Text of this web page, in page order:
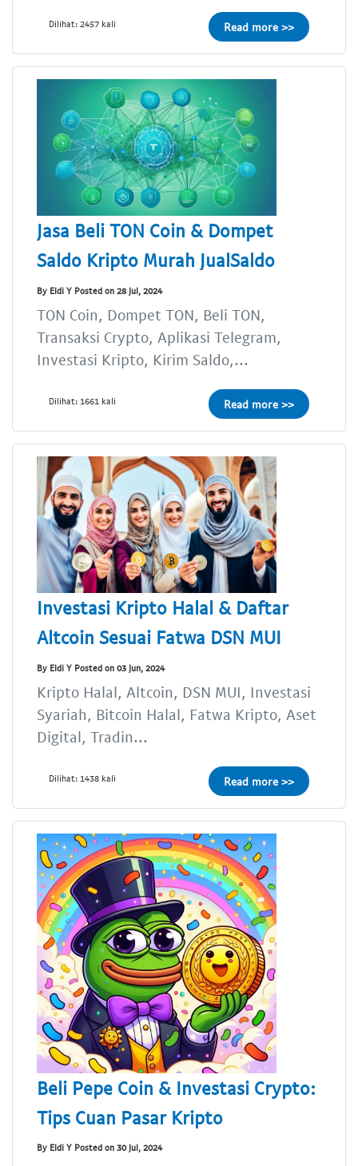
Dilihat: 2457 kali Read more >>
Jasa Beli TON Coin & Dompet
Saldo Kripto Murah JualSaldo
By Eldi Y Posted on 28 Jul, 2024
TON Coin, Dompet TON, Beli TON,
Transaksi Crypto, Aplikasi Telegram,
Investasi Kripto, Kirim Saldo,...
Dilihat: 1661 kali Read more >>
Investasi Kripto Halal & Daftar
Altcoin Sesuai Fatwa DSN MUI
By Eldi Y Posted on 03 Jun, 2024
Kripto Halal, Altcoin, DSN MUI, Investasi
Syariah, Bitcoin Halal, Fatwa Kripto, Aset
Digital, Tradin...
Dilihat: 1438 kali Read more >>
Beli Pepe Coin & Investasi Crypto:
Tips Cuan Pasar Kripto
By Eldi Y Posted on 30 Jul, 2024